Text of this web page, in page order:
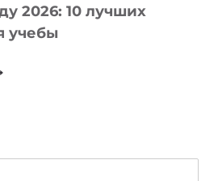
2026: 10 лучших
учебы